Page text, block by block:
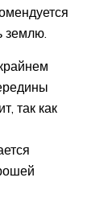
землю.
так как